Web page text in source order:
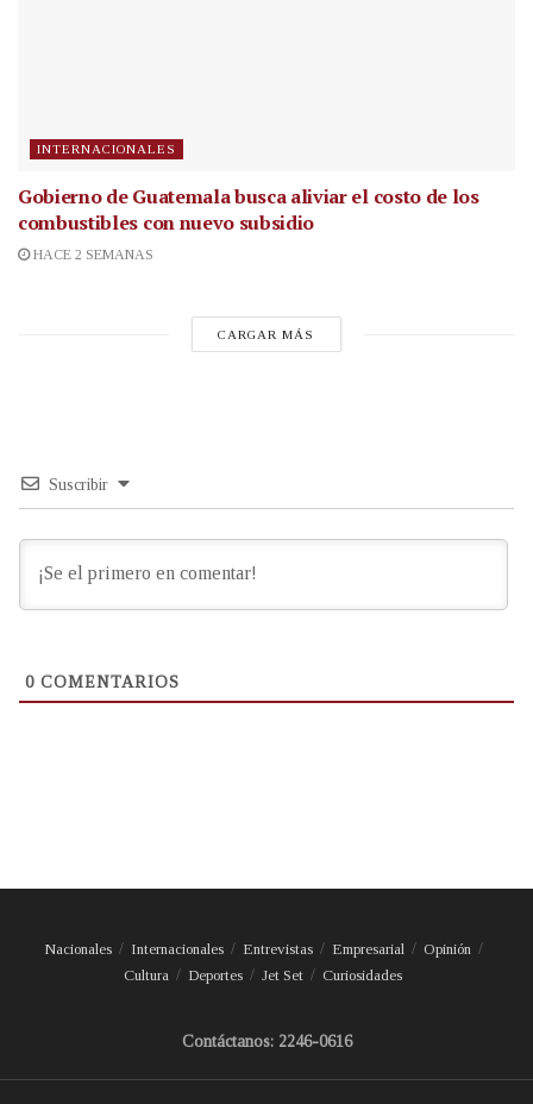
INTERNACIONALES
Gobierno de Guatemala busca aliviar el costo de los
combustibles con nuevo subsidio
HACE 2 SEMANAS
CARGAR MÁS
Suscribir
0 COMENTARIOS
Nacionales Internacionales Entrevistas Empresarial
Opinión
Cultura
Deportes Jet Set Curiosidades
Contáctanos: 2246-0616